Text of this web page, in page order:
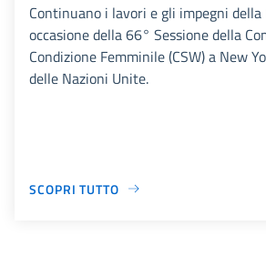
Continuano i lavori e gli impegni
occasione della 66° Sessione della
Condizione Femminile (CSW) a New
delle Nazioni Unite.
SCOPRI TUTTO